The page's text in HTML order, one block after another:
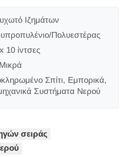
νερού
Ιζημάτων
Πολυεστέρας
10 ίντσες
Σπίτι, Εμπορικά,
Συστήματα Νερού
σειράς